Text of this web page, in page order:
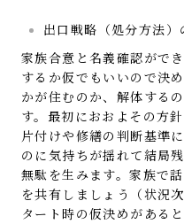
出口戦略（処分方法）
家族合意と名義確認がで
するか仮でもいいので決
かが住むのか、解体する
す。最初におおよその方
片付けや修繕の判断基準
のに気持ちが揺れて結局
無駄を生みます。家族で
を共有しましょう（状況
タート時の仮決めがある